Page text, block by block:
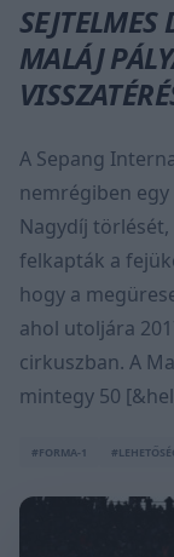
SEJTELMES
MALÁJ
A Sepang
nemrégiben
Nagydíj
felkapták a
hogy a
ahol utoljára
cirkuszban. A
mintegy 50
#FORMA-1